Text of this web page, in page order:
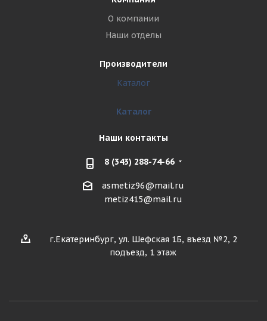
О компании
Наши отделы
Производители
Каталог
Каталог
Наши контакты
8 (343) 288-74-66
asmetiz96@mail.ru
metiz415@mail.ru
г.Екатеринбург, ул. Шефская 1Б, въезд №2, 2
подъезд, 1 этаж